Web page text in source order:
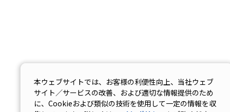
本ウェブサイトでは、お客様の利便性向上、当社ウェブ
サイト／サービスの改善、および適切な情報提供のため
に、Cookieおよび類似の技術を使用して一定の情報を収